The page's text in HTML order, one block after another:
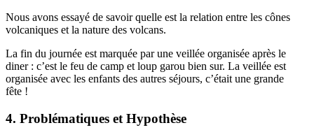
Nous avons essayé de savoir quelle est la relation entre les cônes
volcaniques et la nature des volcans.
La fin du journée est marquée par une veillée organisée après le
diner : c’est le feu de camp et loup garou bien sur. La veillée est
organisée avec les enfants des autres séjours, c’était une grande
fête !
4. Problématiques et Hypothèse